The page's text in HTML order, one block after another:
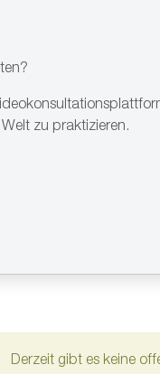
zu praktizieren.
Derzeit gibt es keine